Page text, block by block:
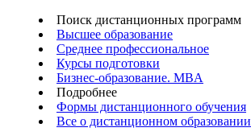
Поиск дистанционных программ
Высшее образование
Среднее профессиональное
Курсы подготовки
Бизнес-образование. MBA
Подробнее
Формы дистанционного обучения
Все о дистанционном образовании